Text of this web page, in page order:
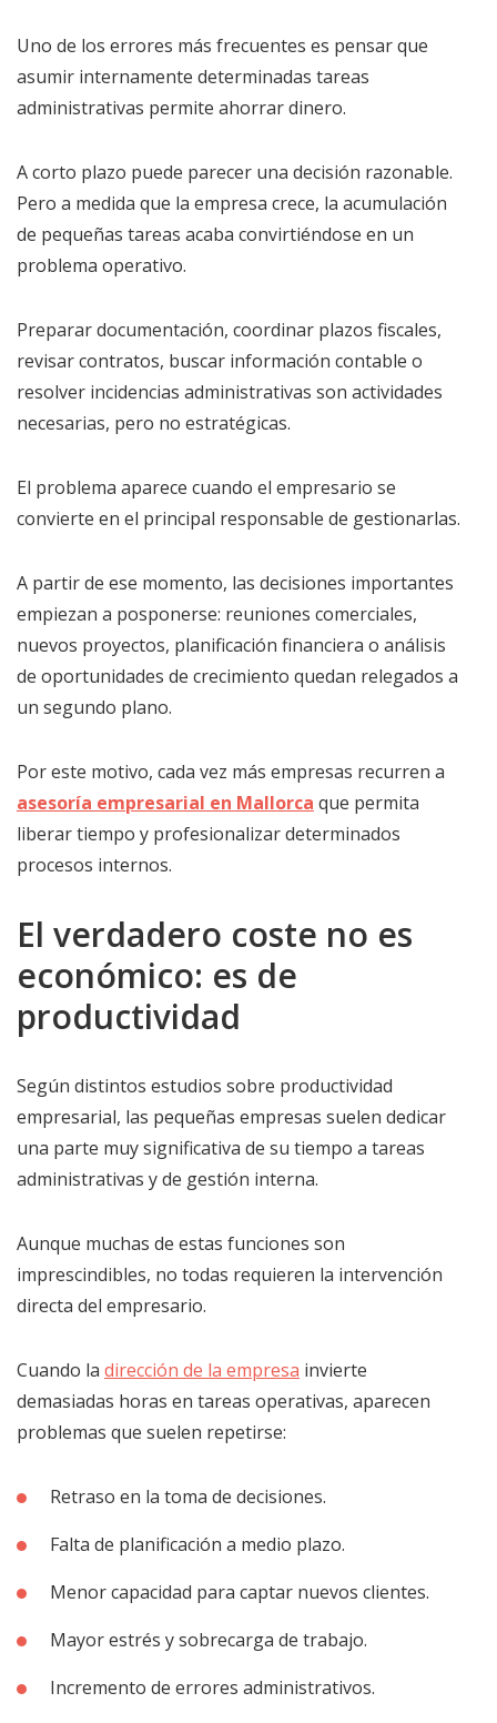
Uno de los errores más frecuentes es pensar que
asumir internamente determinadas tareas
administrativas permite ahorrar dinero.
A corto plazo puede parecer una decisión razonable.
Pero a medida que la empresa crece, la acumulación
de pequeñas tareas acaba convirtiéndose en un
problema operativo.
Preparar documentación, coordinar plazos fiscales,
revisar contratos, buscar información contable o
resolver incidencias administrativas son actividades
necesarias, pero no estratégicas.
El problema aparece cuando el empresario se
convierte en el principal responsable de gestionarlas.
A partir de ese momento, las decisiones importantes
empiezan a posponerse: reuniones comerciales,
nuevos proyectos, planificación financiera o análisis
de oportunidades de crecimiento quedan relegados a
un segundo plano.
Por este motivo, cada vez más empresas recurren a
asesoría empresarial en Mallorca que permita
liberar tiempo y profesionalizar determinados
procesos internos.
El verdadero coste no es
económico: es de
productividad
Según distintos estudios sobre productividad
empresarial, las pequeñas empresas suelen dedicar
una parte muy significativa de su tiempo a tareas
administrativas y de gestión interna.
Aunque muchas de estas funciones son
imprescindibles, no todas requieren la intervención
directa del empresario.
Cuando la dirección de la empresa invierte
demasiadas horas en tareas operativas, aparecen
problemas que suelen repetirse:
Retraso en la toma de decisiones.
Falta de planificación a medio plazo.
Menor capacidad para captar nuevos clientes.
Mayor estrés y sobrecarga de trabajo.
Incremento de errores administrativos.